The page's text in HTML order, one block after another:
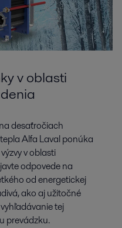
v oblasti
desaťročiach
Alfa Laval ponúka
v oblasti
odpovede na
od energetickej
ako aj užitočné
tej
prevádzku.